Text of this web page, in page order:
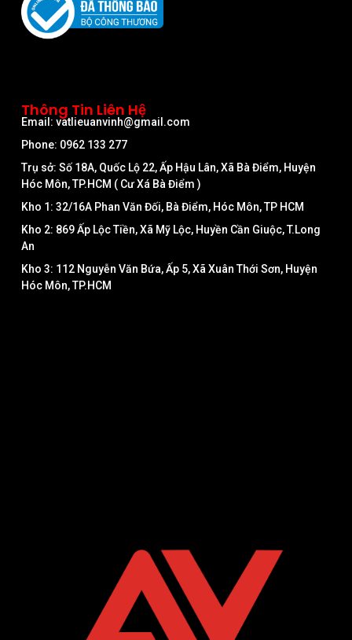
Thông Tin Liên Hệ
Email: vatlieuanvinh@gmail.com
Phone: 0962 133 277
Trụ sở: Số 18A, Quốc Lộ 22, Ấp Hậu Lân, Xã Bà Điểm, Huyện
Hóc Môn, TP.HCM ( Cư Xá Bà Điểm )
Kho 1: 32/16A Phan Văn Đối, Bà Điểm, Hóc Môn, TP HCM
Kho 2: 869 Ấp Lộc Tiền, Xã Mỹ Lộc, Huyền Cần Giuộc, T.Long
An
Kho 3: 112 Nguyễn Văn Bứa, Ấp 5, Xã Xuân Thới Sơn, Huyện
Hóc Môn, TP.HCM